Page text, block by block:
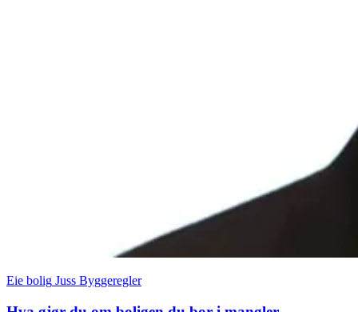
Eie bolig Juss Byggeregler